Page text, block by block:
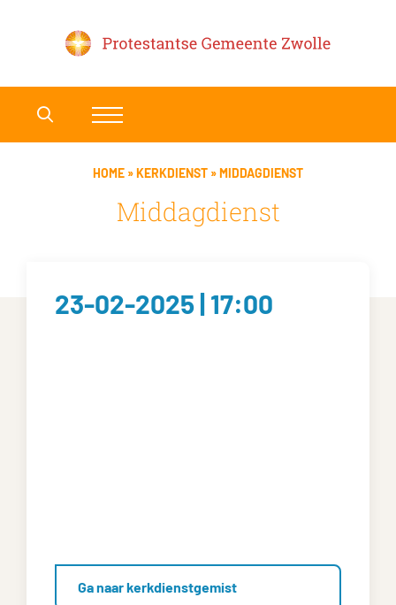
HOME »KERKDIENST »MIDDAGDIENST
Middagdienst
23-02-2025 | 17:00
Ga naar kerkdienstgemist